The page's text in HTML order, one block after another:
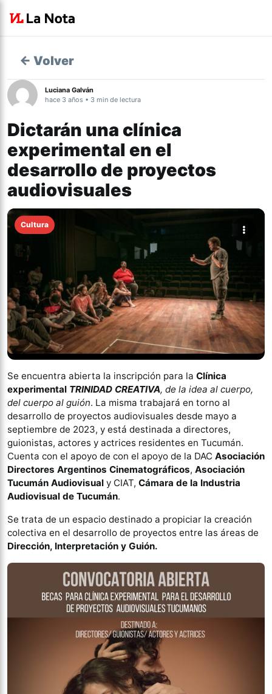
← Volver
Luciana Galván
hace 3 años • 3 min de lectura
Dictarán una clínica
experimental en el
desarrollo de proyectos
audiovisuales
Cultura
Se encuentra abierta la inscripción para la Clínica
experimental TRINIDAD CREATIVA, de la idea al cuerpo,
del cuerpo al guión. La misma trabajará en torno al
desarrollo de proyectos audiovisuales desde mayo a
septiembre de 2023, y está destinada a directores,
guionistas, actores y actrices residentes en Tucumán.
Cuenta con el apoyo de con el apoyo de la DAC Asociación
Directores Argentinos Cinematográficos, Asociación
Tucumán Audiovisual y CIAT, Cámara de la Industria
Audiovisual de Tucumán.
Se trata de un espacio destinado a propiciar la creación
colectiva en el desarrollo de proyectos entre las áreas de
Dirección, Interpretación y Guión.